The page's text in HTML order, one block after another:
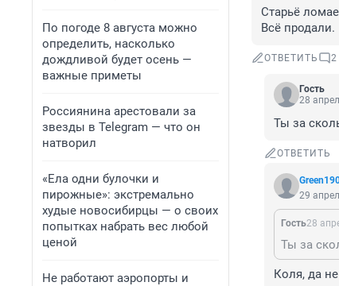
По погоде 8 августа можно
определить, насколько
дождливой будет осень —
важные приметы
Россиянина арестовали за
звезды в Telegram — что он
натворил
«Ела одни булочки и
пирожные»: экстремально
худые новосибирцы — о своих
попытках набрать вес любой
ценой
Не работают аэропорты и
Старьё
Всё продали.
ОТВЕТИТЬ 2
Гость
28
Ты за
ОТВЕТИТЬ
29
Гость28
Ты за
Коля, да